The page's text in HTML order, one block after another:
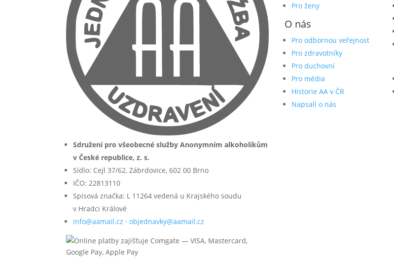
Sdružení pro všeobecné služby Anonymním alkoholikům
v České republice, z. s.
Sídlo: Cejl 37/62, Zábrdovice, 602 00 Brno
IČO: 22813110
Spisová značka: L 11264 vedená u Krajského soudu
v Hradci Králové
info@aamail.cz ·objednavky@aamail.cz
Pro ženy
O nás
Pro odbornou veřejnost
Pro zdravotníky
Pro duchovní
Pro média
Historie AA v ČR
Napsali o nás